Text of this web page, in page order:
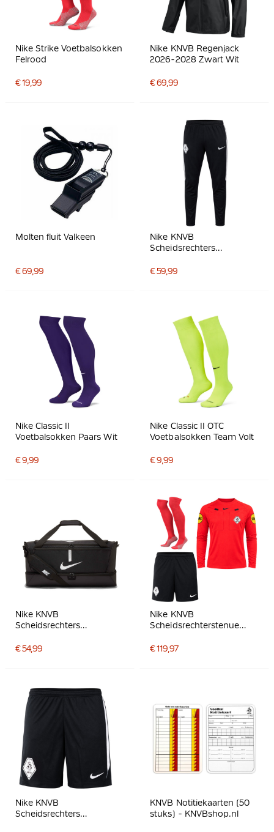
Nike Strike Voetbalsokken
Felrood
€ 19,99
Nike KNVB Regenjack
2026-2028 Zwart Wit
€ 69,99
Molten fluit Valkeen
€ 69,99
Nike KNVB
Scheidsrechters
2028 Zwart Wit
€ 59,99
Nike Classic II
Voetbalsokken Paars Wit
€ 9,99
Nike Classic II OTC
Voetbalsokken Team Volt
€ 9,99
Nike KNVB
Scheidsrechters
Zwart
€ 54,99
Nike KNVB
Scheidsrechterstenue
Mouwen Felrood Zwart
€ 119,97
Nike KNVB
Scheidsrechters
KNVB Notitiekaarten (50
stuks) - KNVBshop.nl